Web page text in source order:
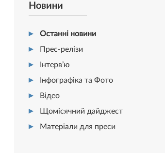
Новини
Останні новини
Прес-релізи
Інтерв’ю
Інфографіка та Фото
Відео
Щомісячний дайджест
Матеріали для преси